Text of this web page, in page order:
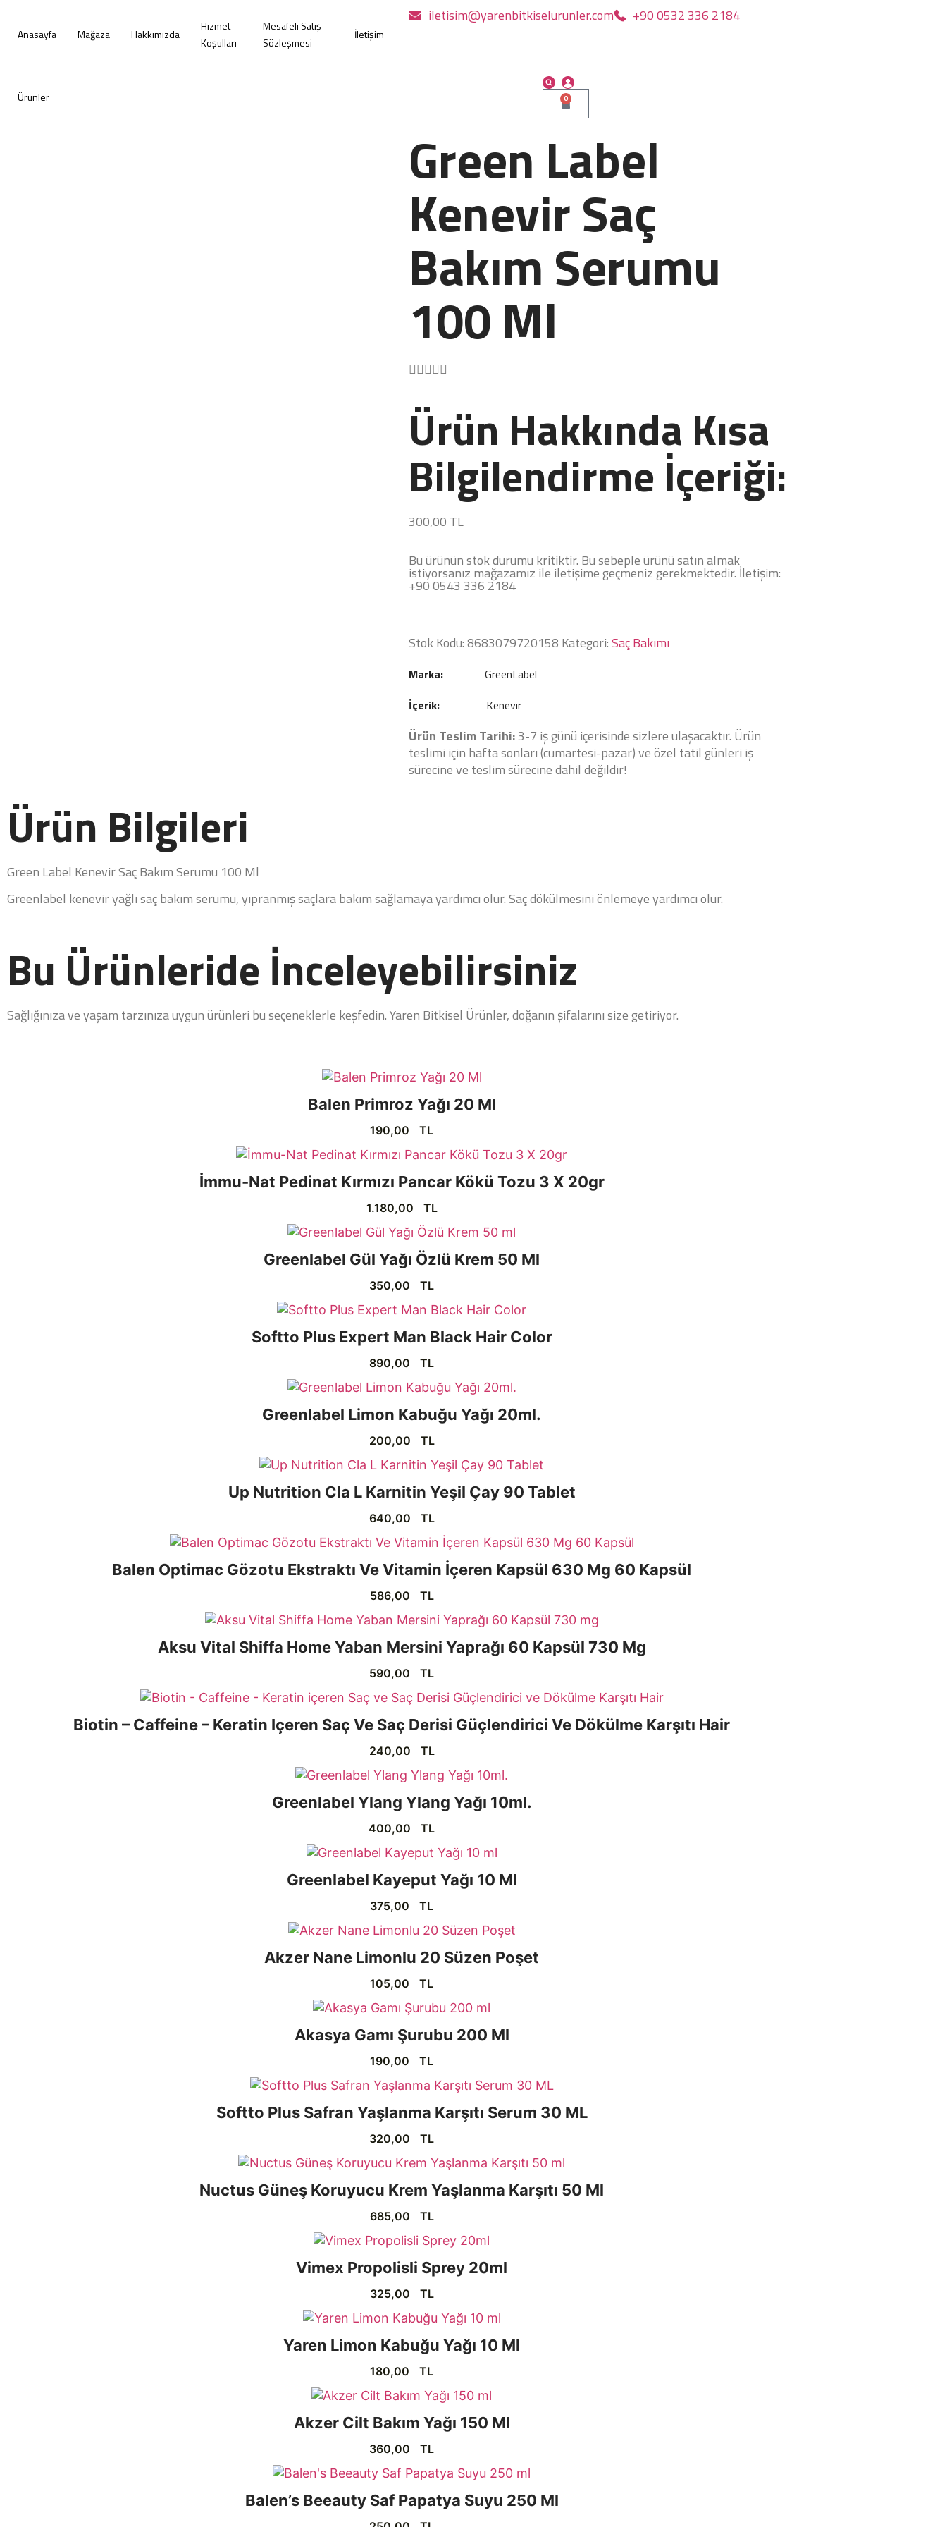
Anasayfa Mağaza Hakkımızda
Hizmet
Koşulları
Mesafeli Satış
Sözleşmesi
İletişim
iletisim@yarenbitkiselurunler.com +90 0532 336 2184
Ürünler 0
Green Label
Kenevir Saç
Bakım Serumu
100 Ml

Ürün Hakkında Kısa
Bilgilendirme İçeriği:
300,00 TL
Bu ürünün stok durumu kritiktir. Bu sebeple ürünü satın almak
istiyorsanız mağazamız ile iletişime geçmeniz gerekmektedir. İletişim:
+90 0543 336 2184
Stok Kodu:8683079720158 Kategori:Saç Bakımı
Marka:
GreenLabel
İçerik:
Kenevir
Ürün Teslim Tarihi:3-7 iş günü içerisinde sizlere ulaşacaktır. Ürün
teslimi için hafta sonları (cumartesi-pazar) ve özel tatil günleri iş
sürecine ve teslim sürecine dahil değildir!
Ürün Bilgileri
Green Label Kenevir Saç Bakım Serumu 100 Ml
Greenlabel kenevir yağlı saç bakım serumu, yıpranmış saçlara bakım sağlamaya yardımcı olur. Saç dökülmesini önlemeye yardımcı olur.
Bu Ürünleride İnceleyebilirsiniz
Sağlığınıza ve yaşam tarzınıza uygun ürünleri bu seçeneklerle keşfedin. Yaren Bitkisel Ürünler, doğanın şifalarını size getiriyor.
Balen Primroz Yağı 20 Ml
190,00 TL
İmmu-Nat Pedinat Kırmızı Pancar Kökü Tozu 3 X 20gr
1.180,00 TL
Greenlabel Gül Yağı Özlü Krem 50 Ml
350,00 TL
Softto Plus Expert Man Black Hair Color
890,00 TL
Greenlabel Limon Kabuğu Yağı 20ml.
200,00 TL
Up Nutrition Cla L Karnitin Yeşil Çay 90 Tablet
640,00 TL
Balen Optimac Gözotu Ekstraktı Ve Vitamin İçeren Kapsül 630 Mg 60 Kapsül
586,00 TL
Aksu Vital Shiffa Home Yaban Mersini Yaprağı 60 Kapsül 730 Mg
590,00 TL
Biotin – Caffeine – Keratin Içeren Saç Ve Saç Derisi Güçlendirici Ve Dökülme Karşıtı Hair
240,00 TL
Greenlabel Ylang Ylang Yağı 10ml.
400,00 TL
Greenlabel Kayeput Yağı 10 Ml
375,00 TL
Akzer Nane Limonlu 20 Süzen Poşet
105,00 TL
Akasya Gamı Şurubu 200 Ml
190,00 TL
Softto Plus Safran Yaşlanma Karşıtı Serum 30 ML
320,00 TL
Nuctus Güneş Koruyucu Krem Yaşlanma Karşıtı 50 Ml
685,00 TL
Vimex Propolisli Sprey 20ml
325,00 TL
Yaren Limon Kabuğu Yağı 10 Ml
180,00 TL
Akzer Cilt Bakım Yağı 150 Ml
360,00 TL
Balen’s Beeauty Saf Papatya Suyu 250 Ml